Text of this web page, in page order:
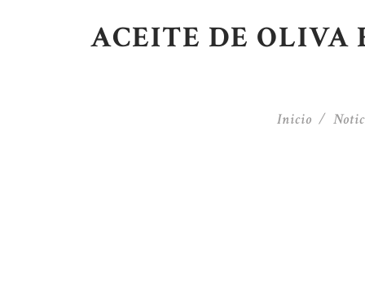
ACEITE DE OLIVA
Inicio